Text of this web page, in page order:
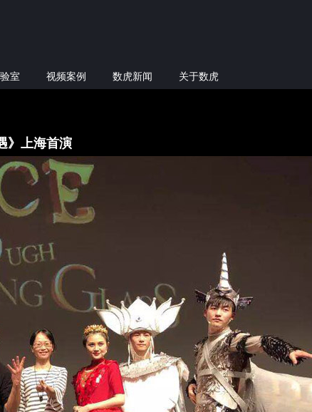
室 视频案例 数虎新闻 关于数虎
》上海首演